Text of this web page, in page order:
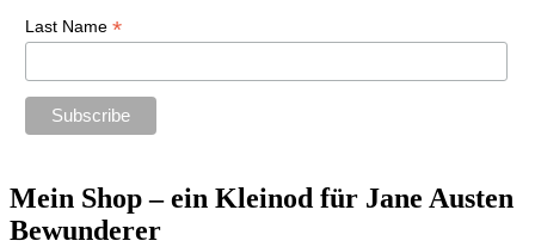
Last Name *
Mein Shop – ein Kleinod für Jane Austen
Bewunderer